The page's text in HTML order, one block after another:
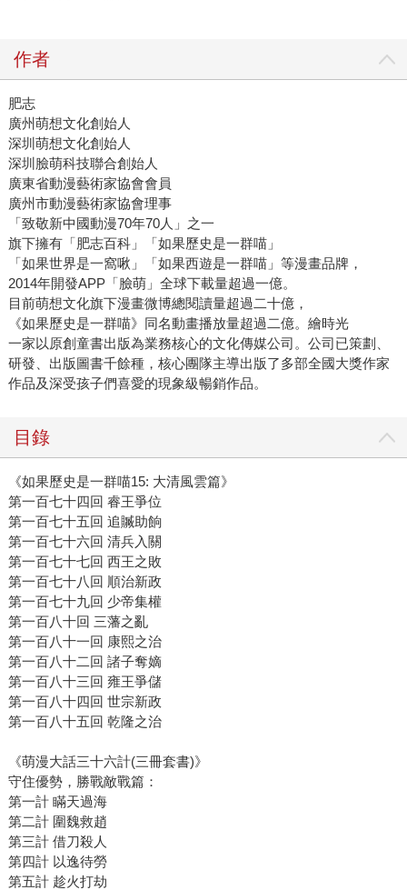
作者
肥志
廣州萌想文化創始人
深圳萌想文化創始人
深圳臉萌科技聯合創始人
廣東省動漫藝術家協會會員
廣州市動漫藝術家協會理事
「致敬新中國動漫70年70人」之一
旗下擁有「肥志百科」「如果歷史是一群喵」
「如果世界是一窩啾」「如果西遊是一群喵」等漫畫品牌，
2014年開發APP「臉萌」全球下載量超過一億。
目前萌想文化旗下漫畫微博總閱讀量超過二十億，
《如果歷史是一群喵》同名動畫播放量超過二億。 繪時光
一家以原創童書出版為業務核心的文化傳媒公司。公司已策劃、
研發、出版圖書千餘種，核心團隊主導出版了多部全國大獎作家
作品及深受孩子們喜愛的現象級暢銷作品。
目錄
《如果歷史是一群喵15: 大清風雲篇》
第一百七十四回 睿王爭位
第一百七十五回 追贓助餉
第一百七十六回 清兵入關
第一百七十七回 西王之敗
第一百七十八回 順治新政
第一百七十九回 少帝集權
第一百八十回 三藩之亂
第一百八十一回 康熙之治
第一百八十二回 諸子奪嫡
第一百八十三回 雍王爭儲
第一百八十四回 世宗新政
第一百八十五回 乾隆之治
《萌漫大話三十六計(三冊套書)》
守住優勢，勝戰敵戰篇：
第一計 瞞天過海
第二計 圍魏救趙
第三計 借刀殺人
第四計 以逸待勞
第五計 趁火打劫